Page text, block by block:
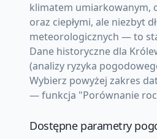
klimatem umiarkowanym,
oraz ciepłymi, ale niezbyt
meteorologicznych — to
Dane historyczne dla
(analizy ryzyka
Wybierz powyżej zakres
— funkcja "Porównanie
Dostępne parametry